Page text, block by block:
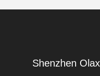
Shenzhen